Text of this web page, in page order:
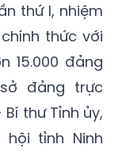
thứ I, nhiệm
thức với
15.000 đảng
đảng trực
thư Tỉnh ủy,
tỉnh Ninh